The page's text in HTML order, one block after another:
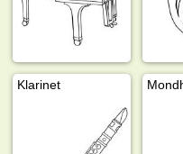
Klarinet